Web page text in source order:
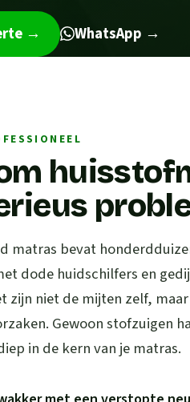
→ WhatsApp →
matras bevat
dode huidschilfers en
zijn niet de mijten zelf,
Gewoon stofzuigen
in de kern van je matras.